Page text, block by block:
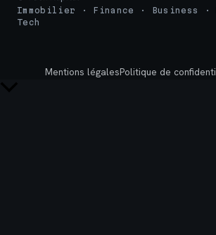
Immobilier · Finance · Business ·
Tech
Mentions légalesPolitique de